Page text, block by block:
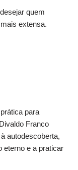
quem
extensa.
para
Franco
autodescoberta,
eterno e a praticar